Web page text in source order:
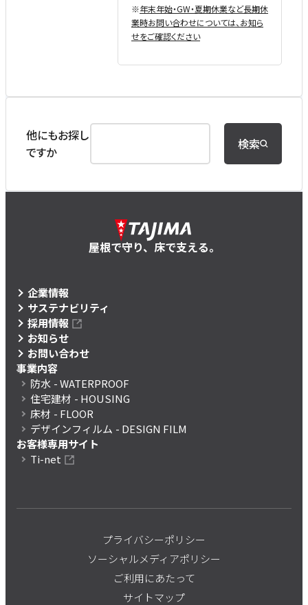
※年末年始・GW・夏期休業など⻑期休
業時お問い合わせについては、お知ら
せをご確認ください
他にもお探し
ですか
検索
屋根で守り、床で支える。
企業情報
サステナビリティ
採用情報
お知らせ
お問い合わせ
事業内容
防水 - WATERPROOF
住宅建材 - HOUSING
床材 - FLOOR
デザインフィルム - DESIGN FILM
お客様専用サイト
Ti-net
プライバシーポリシー
ソーシャルメディアポリシー
ご利用にあたって
サイトマップ